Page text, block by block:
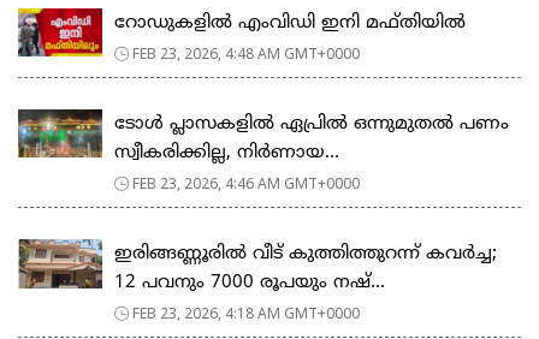
റോഡുകളില്‍ എംവിഡി ഇനി മഫ്തിയില്‍
FEB 23, 2026, 4:48 AM GMT+0000
ടോള്‍ പ്ലാസകളില്‍ ഏപ്രില്‍ ഒന്നുമുതല്‍ പണം
സ്വീകരിക്കില്ല, നിര്‍ണായ...
FEB 23, 2026, 4:46 AM GMT+0000
ഇരിങ്ങണ്ണൂരിൽ വീട് കുത്തിത്തുറന്ന് കവർച്ച;
12 പവനും 7000 രൂപയും നഷ്...
FEB 23, 2026, 4:18 AM GMT+0000